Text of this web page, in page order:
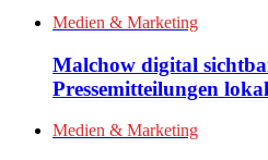
Medien & Marketing
Malchow digital
Pressemitteilungen
Medien & Marketing